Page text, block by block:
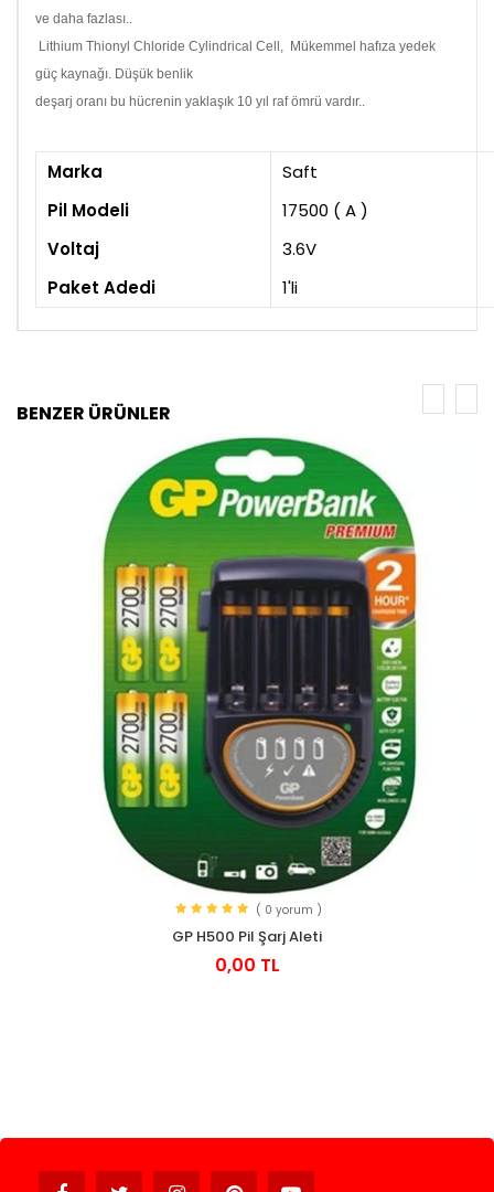
ve daha fazlası..
Lithium Thionyl Chloride Cylindrical Cell, Mükemmel hafıza yedek
güç kaynağı. Düşük benlik
deşarj oranı bu hücrenin yaklaşık 10 yıl raf ömrü vardır..
Marka
Saft
Pil Modeli
17500 ( A )
Voltaj
3.6V
Paket Adedi
1'li
BENZER ÜRÜNLER
( 0 yorum )
GP H500 Pil Şarj Aleti
0,00 TL